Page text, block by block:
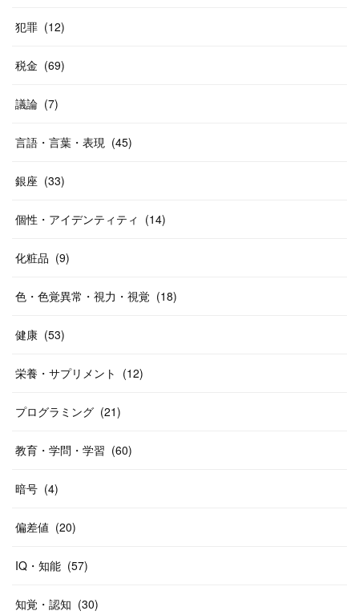
犯罪 (12)
税金 (69)
議論 (7)
言語・言葉・表現 (45)
銀座 (33)
個性・アイデンティティ (14)
化粧品 (9)
色・色覚異常・視力・視覚 (18)
健康 (53)
栄養・サプリメント (12)
プログラミング (21)
教育・学問・学習 (60)
暗号 (4)
偏差値 (20)
IQ・知能 (57)
知覚・認知 (30)